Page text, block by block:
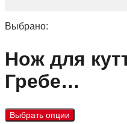
Выбрано:
Нож для
Гребе…
Выбрать опции